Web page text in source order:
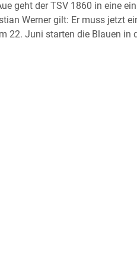
geht der TSV 1860 in eine
Werner gilt: Er muss jetzt
22. Juni starten die Blauen in